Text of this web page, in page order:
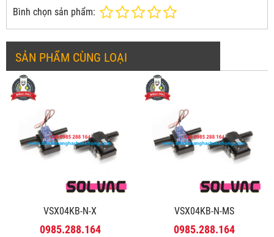
Bình chọn sản phẩm:
SẢN PHẨM CÙNG LOẠI
VSX04KB-N-X
0985.288.164
VSX04KB-N-MS
0985.288.164